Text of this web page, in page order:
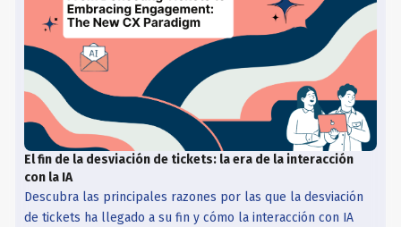
El fin de la desviación de tickets: la era de la interacción
con la IA
Descubra las principales razones por las que la desviación
de tickets ha llegado a su fin y cómo la interacción con IA